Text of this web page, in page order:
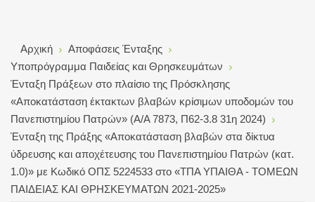
Αρχική
Αποφάσεις Ένταξης
Υποπρόγραμμα Παιδείας και Θρησκευμάτων
Ένταξη Πράξεων στο πλαίσιο της Πρόσκλησης
«Αποκατάσταση έκτακτων βλαβών κρίσιμων υποδομών του
Πανεπιστημίου Πατρών» (Α/Α 7873, Π62-3.8 31η 2024)
Ένταξη της Πράξης «Αποκατάσταση βλαβών στα δίκτυα
ύδρευσης και αποχέτευσης του Πανεπιστημίου Πατρών (κατ.
1.0)» με Κωδικό ΟΠΣ 5224533 στο «ΤΠΑ ΥΠΑΙΘΑ - ΤΟΜΕΩΝ
ΠΑΙΔΕΙΑΣ ΚΑΙ ΘΡΗΣΚΕΥΜΑΤΩΝ 2021-2025»